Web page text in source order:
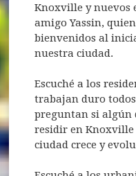
Knoxville y nuevos
amigo Yassin,
bienvenidos al
nuestra ciudad.
Escuché a los
trabajan duro todos
preguntan si algún
residir en Knoxville
ciudad crece y